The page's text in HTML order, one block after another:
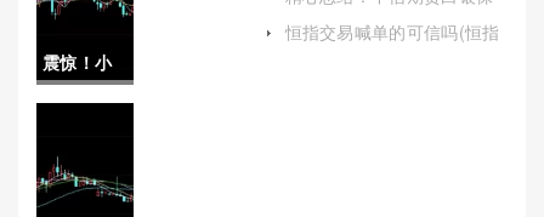
货平台手
震惊！小
德指期货
保证金
（更适合
证金(中信期货怎么申请降低
保证金)
恒指交易喊单的可信吗(恒指